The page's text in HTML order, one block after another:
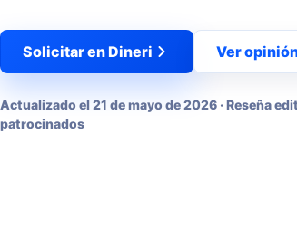
Solicitar en Dineri Ver
Actualizado el21 de mayo de 2026 · Reseña
patrocinados